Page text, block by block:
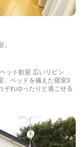
ット歓迎 広いリビン
、ベッドを備えた寝室3
ぞれゆったりと過ごせる